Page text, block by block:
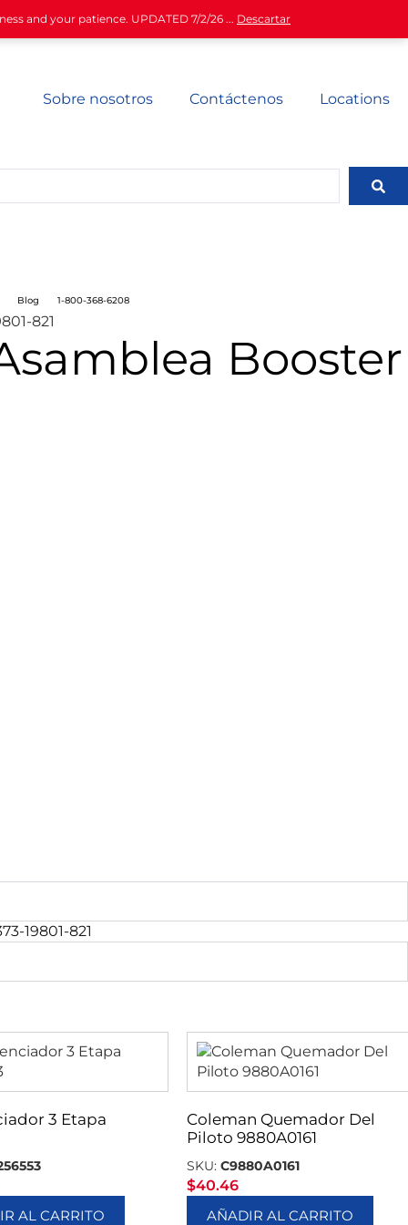
and your patience. UPDATED 7/2/26 ... Descartar
Sobre nosotros
Contáctenos
Locations
Blog 1-800-368-6208
821
Booster
19801-821
3 Etapa
AL CARRITO
Coleman Quemador Del
Piloto 9880A0161
SKU:C9880A0161
$40.46
AÑADIR AL CARRITO